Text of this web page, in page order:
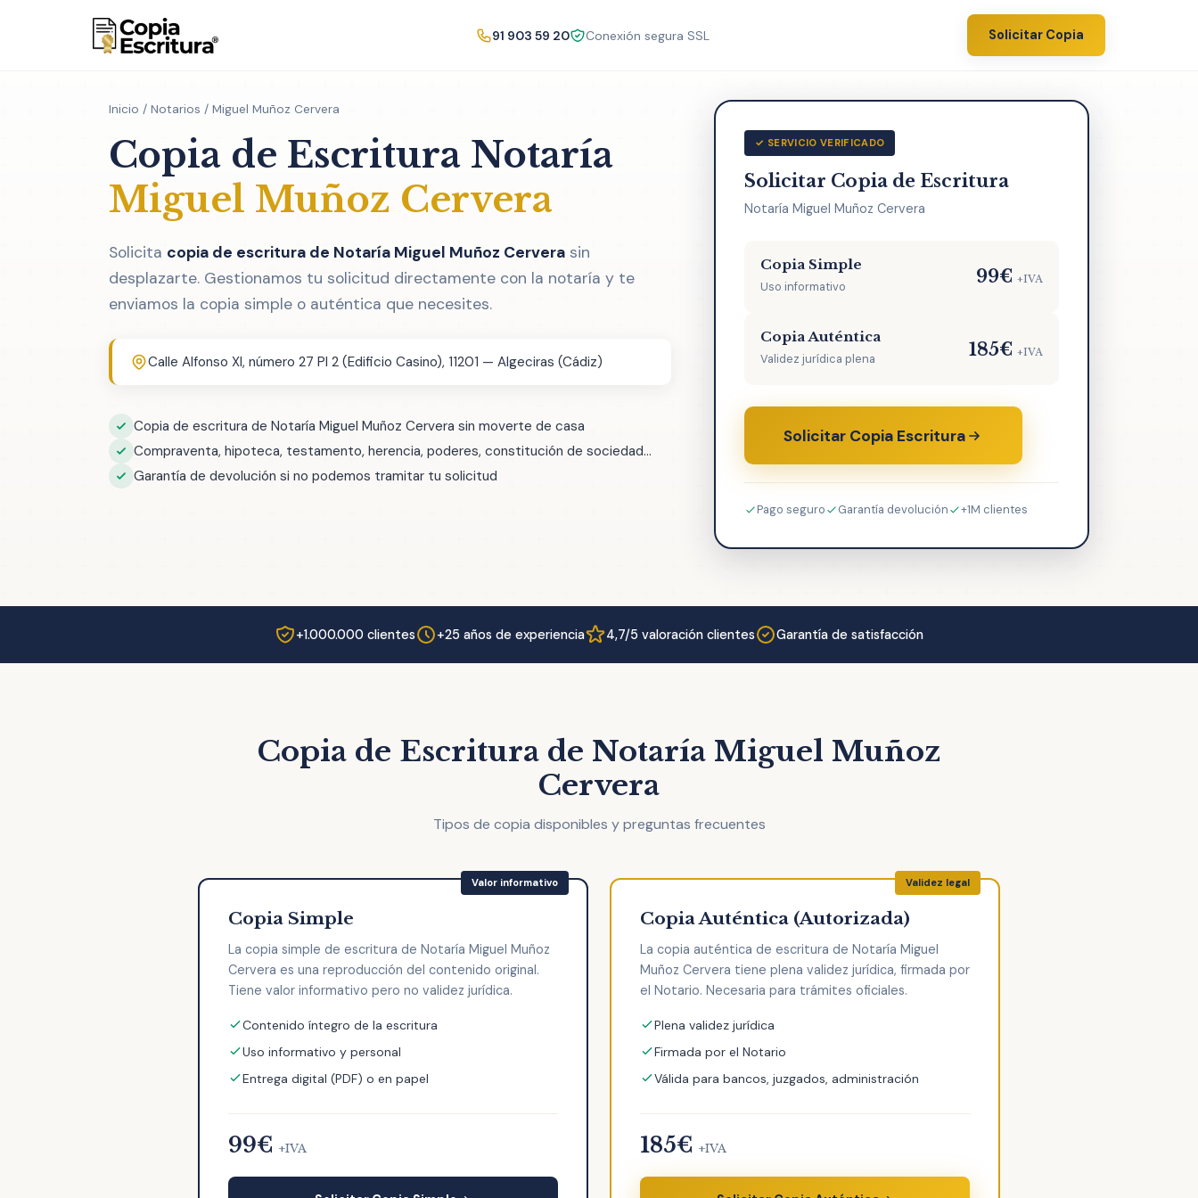
91 903 59 20 Conexión segura SSL Solicitar Copia
Inicio / Notarios / Miguel Muñoz Cervera
Copia de Escritura Notaría
Miguel Muñoz Cervera
Solicita copia de escritura de Notaría Miguel Muñoz Cervera sin
desplazarte. Gestionamos tu solicitud directamente con la notaría y te
enviamos la copia simple o auténtica que necesites.
Calle Alfonso XI, número 27 Pl 2 (Edificio Casino), 11201 — Algeciras (Cádiz)
Copia de escritura de Notaría Miguel Muñoz Cervera sin moverte de casa
Compraventa, hipoteca, testamento, herencia, poderes, constitución de sociedad...
Garantía de devolución si no podemos tramitar tu solicitud
✓ SERVICIO VERIFICADO
Solicitar Copia de Escritura
Notaría Miguel Muñoz Cervera
Copia Simple
Uso informativo 99€ +IVA
Copia Auténtica
Validez jurídica plena 185€ +IVA
Solicitar Copia Escritura
Pago seguro Garantía devolución +1M clientes
+1.000.000 clientes +25 años de experiencia 4,7/5 valoración clientes Garantía de satisfacción
Copia de Escritura de Notaría Miguel Muñoz
Cervera
Tipos de copia disponibles y preguntas frecuentes
Copia Simple
La copia simple de escritura de Notaría Miguel Muñoz
Cervera es una reproducción del contenido original.
Tiene valor informativo pero no validez jurídica.
Contenido íntegro de la escritura
Uso informativo y personal
Entrega digital (PDF) o en papel
99€ +IVA
Copia Auténtica (Autorizada)
La copia auténtica de escritura de Notaría Miguel
Muñoz Cervera tiene plena validez jurídica, firmada por
el Notario. Necesaria para trámites oficiales.
Plena validez jurídica
Firmada por el Notario
Válida para bancos, juzgados, administración
185€ +IVA